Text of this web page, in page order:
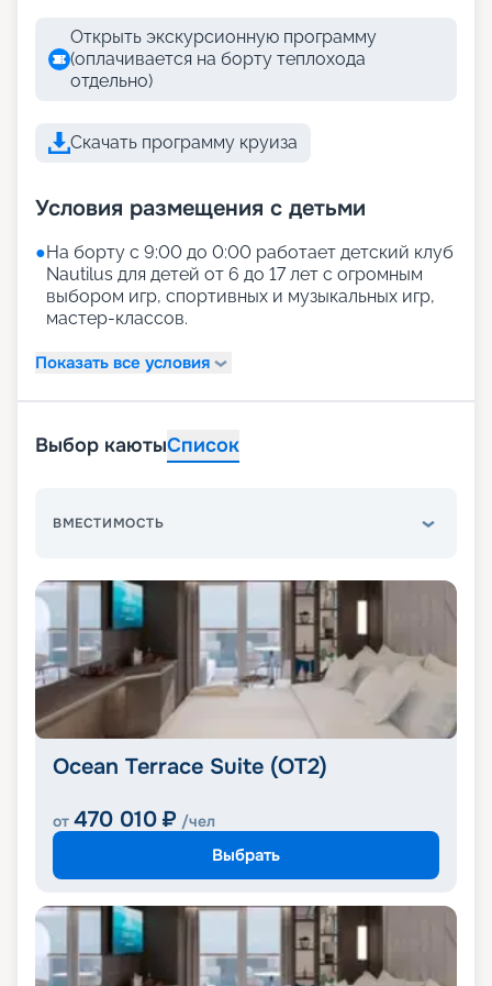
Открыть экскурсионную программу
(оплачивается на борту теплохода
отдельно)
Скачать программу круиза
Условия размещения с детьми
●На борту с 9:00 до 0:00 работает детский клуб
Nautilus для детей от 6 до 17 лет с огромным
выбором игр, спортивных и музыкальных игр,
мастер-классов.
Показать все условия
Выбор каютыСписок
ВМЕСТИМОСТЬ
Ocean Terrace Suite (OT2)
от 470 010 ₽ /чел
Выбрать